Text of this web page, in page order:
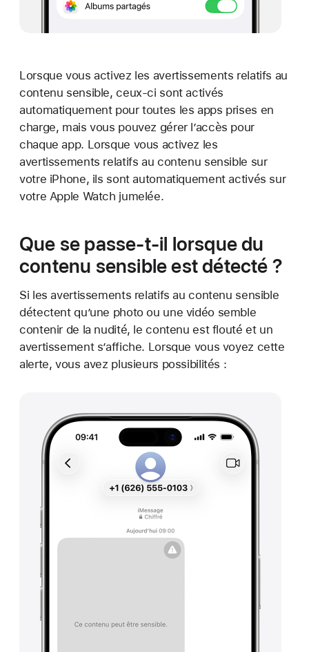
Lorsque vous activez les avertissements relatifs au
contenu sensible, ceux-ci sont activés
automatiquement pour toutes les apps prises en
charge, mais vous pouvez gérer l’accès pour
chaque app. Lorsque vous activez les
avertissements relatifs au contenu sensible sur
votre iPhone, ils sont automatiquement activés sur
votre Apple Watch jumelée.
Que se passe-t-il lorsque du
contenu sensible est détecté ?
Si les avertissements relatifs au contenu sensible
détectent qu’une photo ou une vidéo semble
contenir de la nudité, le contenu est flouté et un
avertissement s’affiche. Lorsque vous voyez cette
alerte, vous avez plusieurs possibilités :